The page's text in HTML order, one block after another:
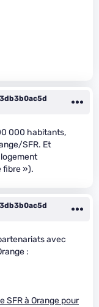
000 habitants,
SFR. Et
fibre »).
avec
:
SFR à Orange pour